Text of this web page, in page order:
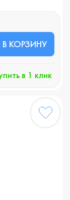
В КОРЗИНУ
в 1 клик